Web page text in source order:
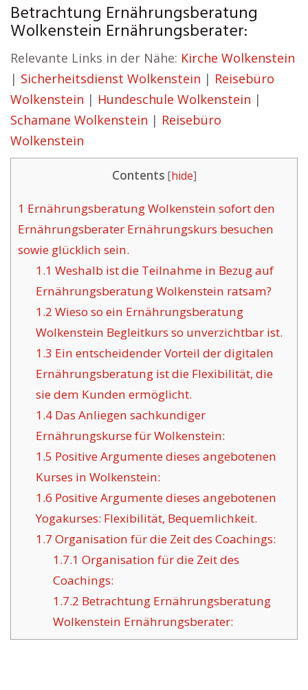
Betrachtung Ernährungsberatung
Wolkenstein Ernährungsberater:
Relevante Links in der Nähe: Kirche Wolkenstein
| Sicherheitsdienst Wolkenstein | Reisebüro
Wolkenstein | Hundeschule Wolkenstein |
Schamane Wolkenstein | Reisebüro
Wolkenstein
Contents [hide]
1 Ernährungsberatung Wolkenstein sofort den
Ernährungsberater Ernährungskurs besuchen
sowie glücklich sein.
1.1 Weshalb ist die Teilnahme in Bezug auf
Ernährungsberatung Wolkenstein ratsam?
1.2 Wieso so ein Ernährungsberatung
Wolkenstein Begleitkurs so unverzichtbar ist.
1.3 Ein entscheidender Vorteil der digitalen
Ernährungsberatung ist die Flexibilität, die
sie dem Kunden ermöglicht.
1.4Das Anliegen sachkundiger
Ernährungskurse für Wolkenstein:
1.5 Positive Argumente dieses angebotenen
Kurses in Wolkenstein:
1.6 Positive Argumente dieses angebotenen
Yogakurses: Flexibilität, Bequemlichkeit.
1.7 Organisation für die Zeit des Coachings:
1.7.1 Organisation für die Zeit des
Coachings:
1.7.2 Betrachtung Ernährungsberatung
Wolkenstein Ernährungsberater: